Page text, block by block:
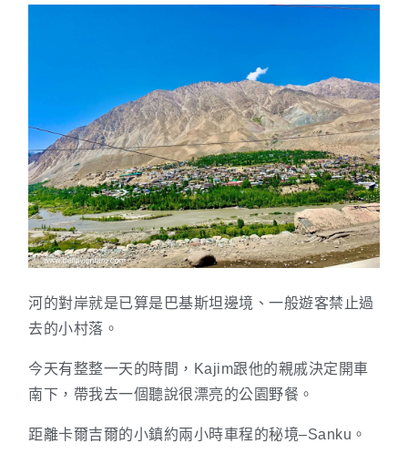
河的對岸就是已算是巴基斯坦邊境、一般遊客禁止過
去的小村落。
今天有整整一天的時間，Kajim跟他的親戚決定開車
南下，帶我去一個聽說很漂亮的公園野餐。
距離卡爾吉爾的小鎮約兩小時車程的秘境–Sanku。